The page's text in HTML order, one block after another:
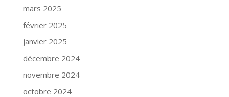
mars 2025
février 2025
janvier 2025
décembre 2024
novembre 2024
octobre 2024